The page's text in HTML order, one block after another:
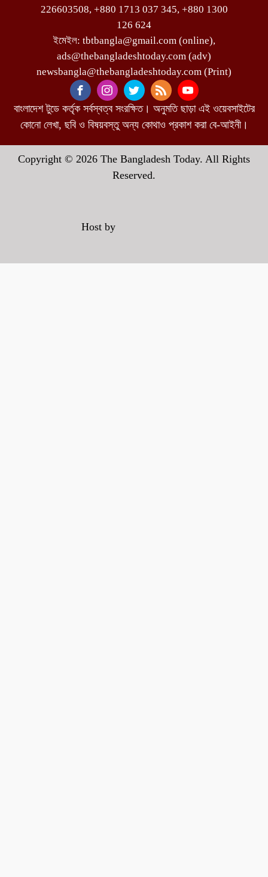
226603508, +880 1713 037 345, +880 1300
126 624
ইমেইল: tbtbangla@gmail.com (online),
ads@thebangladeshtoday.com (adv)
newsbangla@thebangladeshtoday.com (Print)
বাংলাদেশ টুডে কর্তৃক সর্বস্বত্ব সংরক্ষিত। অনুমতি ছাড়া এই ওয়েবসাইটের
কোনো লেখা, ছবি ও বিষয়বস্তু অন্য কোথাও প্রকাশ করা বে-আইনী।
Copyright © 2026 The Bangladesh Today. All Rights
Reserved.
Host by